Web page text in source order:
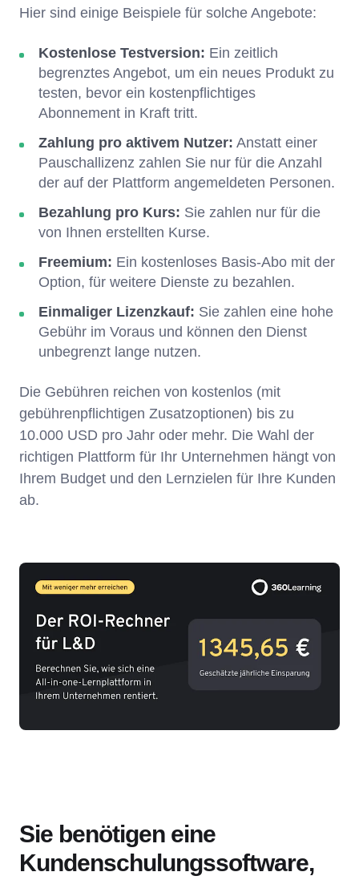
Hier sind einige Beispiele für solche Angebote:
Kostenlose Testversion: Ein zeitlich
begrenztes Angebot, um ein neues Produkt zu
testen, bevor ein kostenpflichtiges
Abonnement in Kraft tritt.
Zahlung pro aktivem Nutzer: Anstatt einer
Pauschallizenz zahlen Sie nur für die Anzahl
der auf der Plattform angemeldeten Personen.
Bezahlung pro Kurs: Sie zahlen nur für die
von Ihnen erstellten Kurse.
Freemium: Ein kostenloses Basis-Abo mit der
Option, für weitere Dienste zu bezahlen.
Einmaliger Lizenzkauf: Sie zahlen eine hohe
Gebühr im Voraus und können den Dienst
unbegrenzt lange nutzen.
Die Gebühren reichen von kostenlos (mit
gebührenpflichtigen Zusatzoptionen) bis zu
10.000 USD pro Jahr oder mehr. Die Wahl der
richtigen Plattform für Ihr Unternehmen hängt von
Ihrem Budget und den Lernzielen für Ihre Kunden
ab.
Sie benötigen eine
Kundenschulungssoftware,